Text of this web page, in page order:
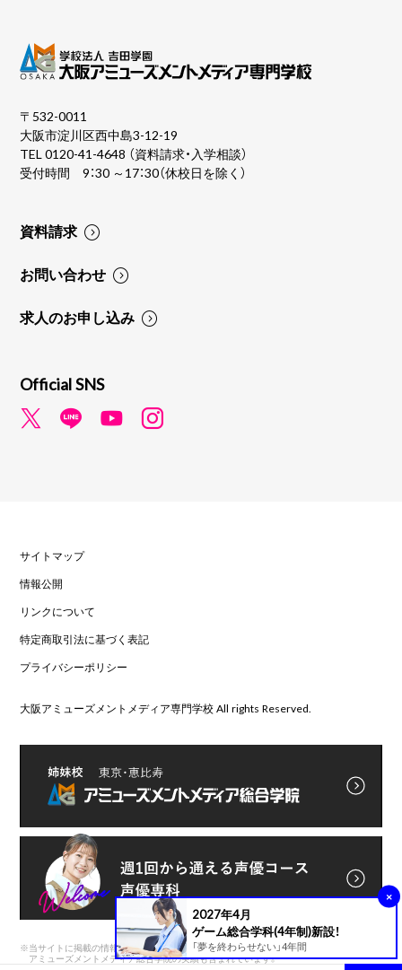
2027年4月
ゲーム総合学科(4年制)新設！
「夢を終わらせない」4年間
×
〒532-0011
大阪市淀川区西中島3-12-19
TEL0120-41-4648 （資料請求・入学相談）
受付時間 9：30 ～17：30（休校日を除く）
資料請求
お問い合わせ
求人のお申し込み
Official SNS
サイトマップ
情報公開
リンクについて
特定商取引法に基づく表記
プライバシーポリシー
大阪アミューズメントメディア専門学校 All rights Reserved.
※当サイトに掲載の情報は前身である
アミューズメントメディア総合学院の実績も含まれています。